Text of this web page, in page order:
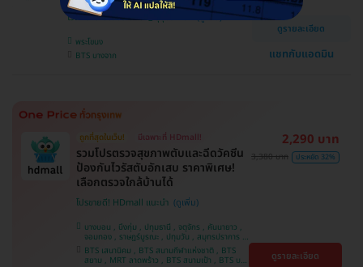
โรงพยาบาลรวมใจรักษ์ @สุขุมวิท 62
พระโขนง
BTS บางจาก
ดูรายละเอียด
แชทกับแอดมิน
ถูกที่สุดในเว็บ! มีเฉพาะที่ HDmall!
รวมโปรตรวจสุขภาพตับและฉีดวัคซีน
ป้องกันไวรัสตับอักเสบ ราคาพิเศษ!
เลือกตรวจใกล้บ้านได้
โปรขายดี! HDmall แนะนำ
บางบอน , บึงกุ่ม , ปทุมธานี , จตุจักร , คันนายาว ,
จอมทอง , ราษฎร์บูรณะ , ปทุมวัน , สมุทรปราการ ,
ลาดพร้าว , พญาไท , ภาษีเจริญ , พระโขนง , บางรัก
, หนองแขม , บริการถึงบ้าน , ราชเทวี , บางนา ,
BTS เสนานิคม , BTS สนามกีฬาแห่งชาติ , BTS
สยาม , MRT ลาดพร้าว , BTS สนามเป้า , BTS บาง
2,290 บาท
3,380 บาท ประหยัด 32%
ดูรายละเอียด